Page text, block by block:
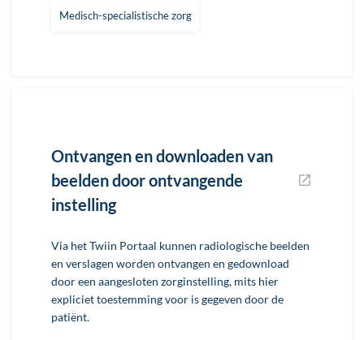
Medisch-specialistische zorg
Ontvangen en downloaden van
beelden door ontvangende
instelling
Via het Twiin Portaal kunnen radiologische beelden
en verslagen worden ontvangen en gedownload
door een aangesloten zorginstelling, mits hier
expliciet toestemming voor is gegeven door de
patiënt.